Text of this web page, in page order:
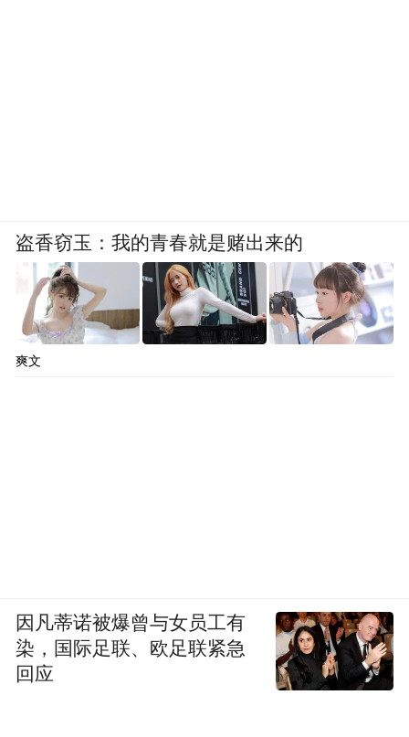
盗香窃玉：我的青春就是赌出来的
爽文
因凡蒂诺被爆曾与女员工有
染，国际足联、欧足联紧急
回应